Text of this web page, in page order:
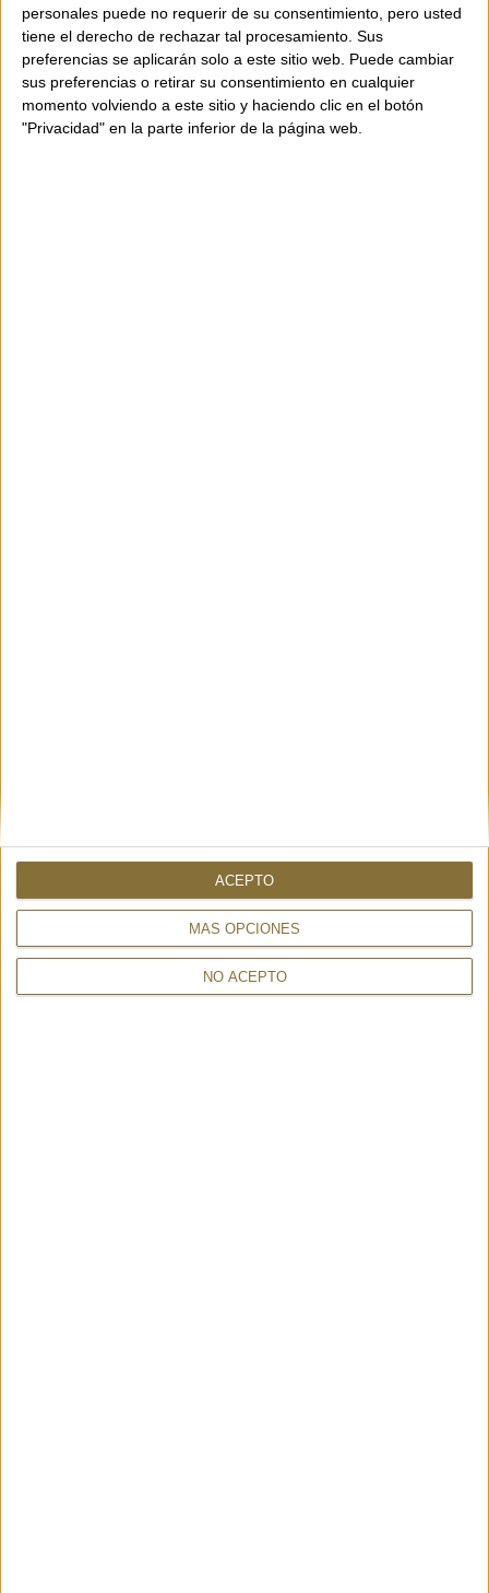
personales puede no requerir de su consentimiento, pero usted
tiene el derecho de rechazar tal procesamiento. Sus
preferencias se aplicarán solo a este sitio web. Puede cambiar
sus preferencias o retirar su consentimiento en cualquier
momento volviendo a este sitio y haciendo clic en el botón
"Privacidad" en la parte inferior de la página web.
MÁS OPCIONES
NO ACEPTO
ACEPTO
Altura de la copa: 9 cm
Ancho del ala: 17 cm
Bordado decorativo de rafia
149,00 €